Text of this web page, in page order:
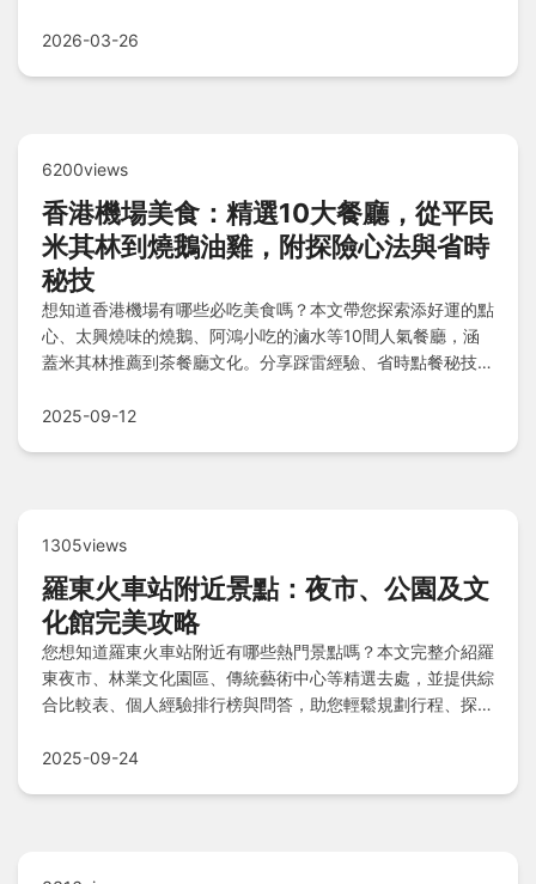
2026-03-26
6200views
香港機場美食：精選10大餐廳，從平民
米其林到燒鵝油雞，附探險心法與省時
秘技
想知道香港機場有哪些必吃美食嗎？本文帶您探索添好運的點
心、太興燒味的燒鵝、阿鴻小吃的滷水等10間人氣餐廳，涵
蓋米其林推薦到茶餐廳文化。分享踩雷經驗、省時點餐秘技，
浪費時間。
2025-09-12
1305views
羅東火車站附近景點：夜市、公園及文
化館完美攻略
您想知道羅東火車站附近有哪些熱門景點嗎？本文完整介紹羅
東夜市、林業文化園區、傳統藝術中心等精選去處，並提供綜
合比較表、個人經驗排行榜與問答，助您輕鬆規劃行程、探索
2025-09-24